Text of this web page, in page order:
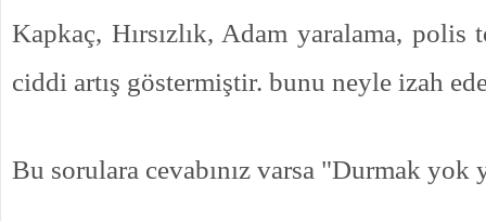
Kapkaç, Hırsızlık, Adam yaralama, polis
ciddi artış göstermiştir. bunu neyle izah
Bu sorulara cevabınız varsa "Durmak yok